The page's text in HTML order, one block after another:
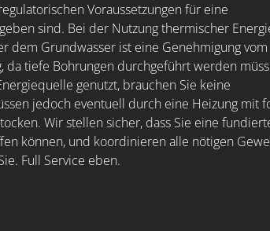
Voraussetzungen für eine
sind. Bei der Nutzung thermischer
dem Grundwasser ist eine Genehmigung vom
da tiefe Bohrungen durchgeführt werden
genutzt, brauchen Sie keine
jedoch eventuell durch eine Heizung mit
Wir stellen sicher, dass Sie eine
können, und koordinieren alle nötigen
Full Service eben.